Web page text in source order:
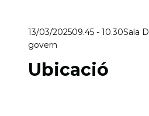
13/03/202509.45 - 10.30Sala D
govern
Ubicació